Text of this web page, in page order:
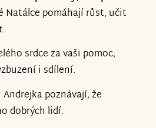
Natálce pomáhají růst, učit
srdce za vaši pomoc,
i sdílení.
poznávají, že
dobrých lidí.